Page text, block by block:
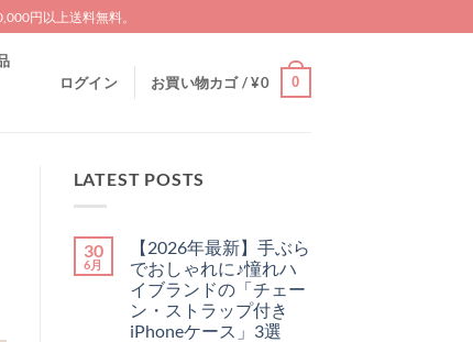
円以上送料無料。
ログイン お買い物カゴ /¥0 0
LATEST POSTS
30
6月
【2026年最新】手ぶら
でおしゃれに♪憧れハ
イブランドの「チェー
ン・ストラップ付き
iPhoneケース」3選